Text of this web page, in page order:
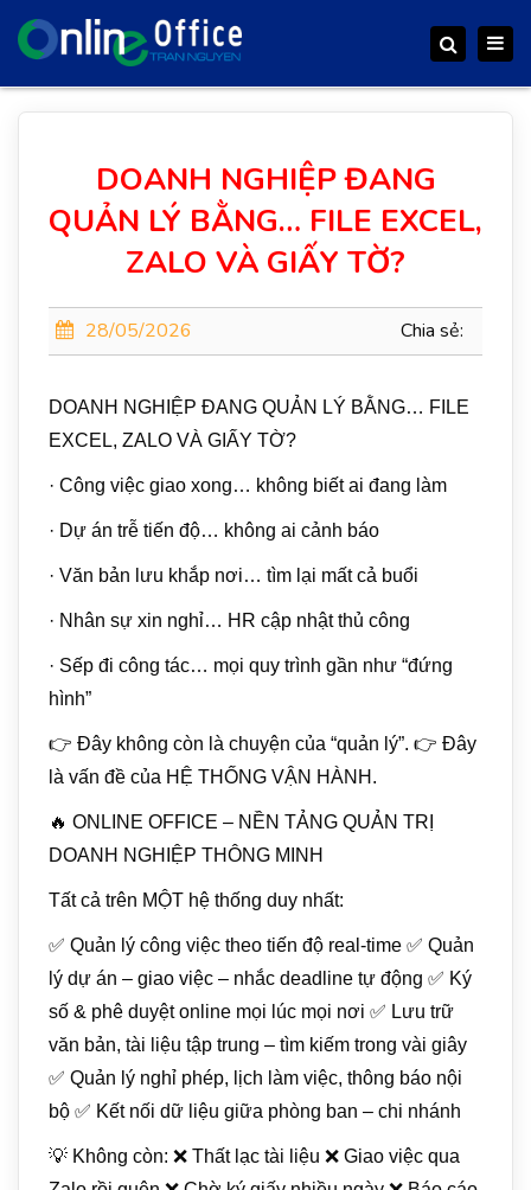
Search
DOANH NGHIỆP ĐANG
QUẢN LÝ BẰNG… FILE EXCEL,
ZALO VÀ GIẤY TỜ?
28/05/2026 Chia sẻ:
DOANH NGHIỆP ĐANG QUẢN LÝ BẰNG… FILE
EXCEL, ZALO VÀ GIẤY TỜ?
· Công việc giao xong… không biết ai đang làm
· Dự án trễ tiến độ… không ai cảnh báo
· Văn bản lưu khắp nơi… tìm lại mất cả buổi
· Nhân sự xin nghỉ… HR cập nhật thủ công
· Sếp đi công tác… mọi quy trình gần như “đứng
hình”
👉 Đây không còn là chuyện của “quản lý”. 👉 Đây
là vấn đề của HỆ THỐNG VẬN HÀNH.
🔥 ONLINE OFFICE – NỀN TẢNG QUẢN TRỊ
DOANH NGHIỆP THÔNG MINH
Tất cả trên MỘT hệ thống duy nhất:
✅ Quản lý công việc theo tiến độ real-time ✅ Quản
lý dự án – giao việc – nhắc deadline tự động ✅ Ký
số & phê duyệt online mọi lúc mọi nơi ✅ Lưu trữ
văn bản, tài liệu tập trung – tìm kiếm trong vài giây
✅ Quản lý nghỉ phép, lịch làm việc, thông báo nội
bộ ✅ Kết nối dữ liệu giữa phòng ban – chi nhánh
💡 Không còn: ❌ Thất lạc tài liệu ❌ Giao việc qua